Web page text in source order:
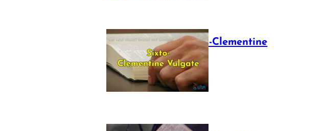
The Sixto-Clementine
Vulgate
July 12, 2025